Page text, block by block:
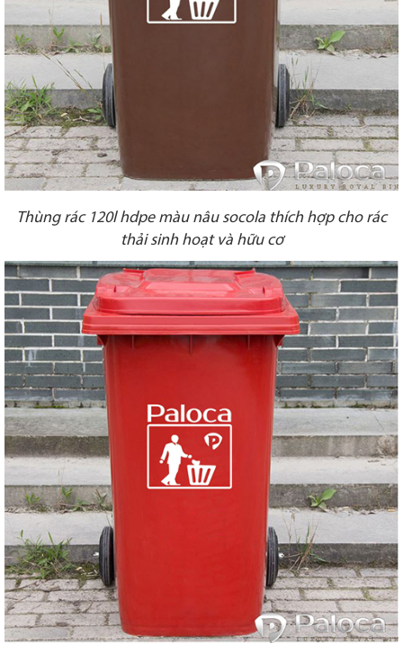
Thùng rác 120l hdpe màu nâu socola thích hợp cho rác
thải sinh hoạt và hữu cơ